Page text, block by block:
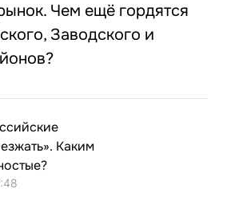
Чем ещё гордятся
Заводского и